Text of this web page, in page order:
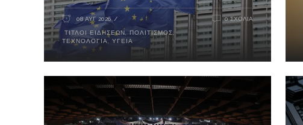
08 ΑΥΓ 2026
ΤΊΤΛΟΙ ΕΙΔΉΣΕΩΝ ΠΟΛΙΤΙΣΜΌΣ
ΤΕΧΝΟΛΟΓΊΑ
ΥΓΕΊΑ
0 ΣΧΌΛΙΑ